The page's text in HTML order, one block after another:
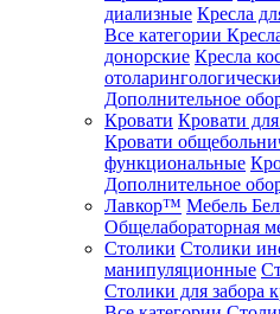
диализные Кресла
Все категории
донорские Кресла
Дополнительное
Кровати Кровати
Кровати
функциональные
Дополнительное
Лавкор™ Мебель
Общелабораторная
Столики Столики
манипуляционные
Столики для забора